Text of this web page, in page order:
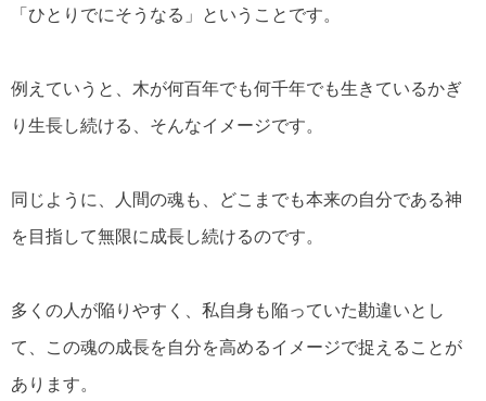
「ひとりでにそうなる」ということです。
例えていうと、木が何百年でも何千年でも生きているかぎ
り生長し続ける、そんなイメージです。
同じように、人間の魂も、どこまでも本来の自分である神
を目指して無限に成長し続けるのです。
多くの人が陥りやすく、私自身も陥っていた勘違いとし
て、この魂の成長を自分を高めるイメージで捉えることが
あります。